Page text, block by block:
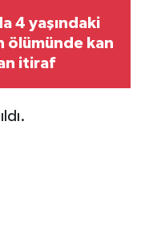
4 yaşındaki
ölümünde kan
itiraf